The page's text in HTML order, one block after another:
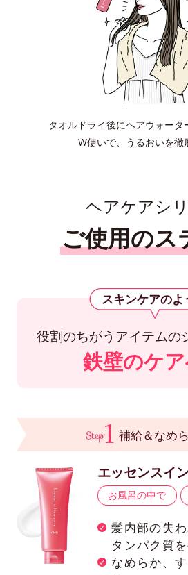
タオルドライ後にヘアウォー
W使いで、うるおいを徹
ヘアケアシ
ご使用のス
スキンケアのよ
役割のちがうアイテムの
鉄壁のケア
補給＆なめ
エッセンスイ
お風呂の中で
髪内部の失
タンパク質
なめらか、